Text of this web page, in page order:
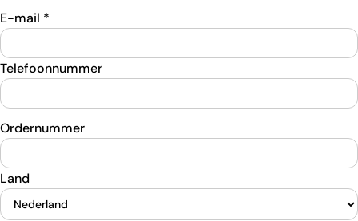
E-mail *
Telefoonnummer
Ordernummer
Land